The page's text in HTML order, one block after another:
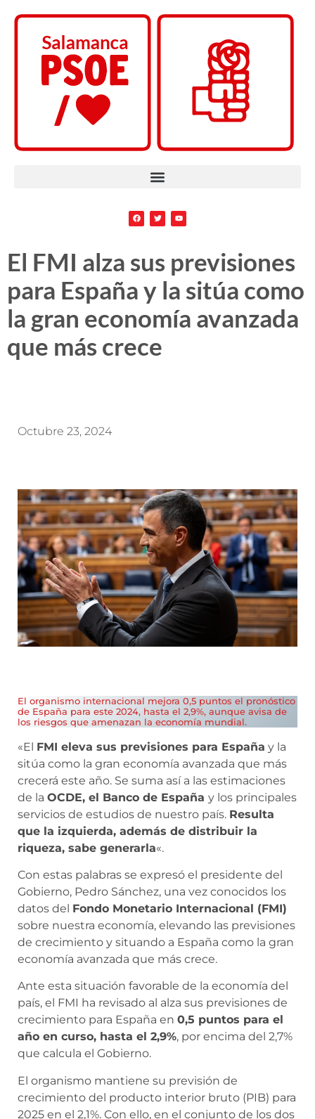
El FMI alza sus previsiones
para España y la sitúa como
la gran economía avanzada
que más crece
Octubre 23, 2024
El organismo internacional mejora 0,5 puntos el pronóstico
de España para este 2024, hasta el 2,9%, aunque avisa de
los riesgos que amenazan la economía mundial.
«El FMI eleva sus previsiones para España y la
sitúa como la gran economía avanzada que más
crecerá este año. Se suma así a las estimaciones
de la OCDE, el Banco de España y los principales
servicios de estudios de nuestro país. Resulta
que la izquierda, además de distribuir la
riqueza, sabe generarla«.
Con estas palabras se expresó el presidente del
Gobierno, Pedro Sánchez, una vez conocidos los
datos del Fondo Monetario Internacional (FMI)
sobre nuestra economía, elevando las previsiones
de crecimiento y situando a España como la gran
economía avanzada que más crece.
Ante esta situación favorable de la economía del
país, el FMI ha revisado al alza sus previsiones de
crecimiento para España en 0,5 puntos para el
año en curso, hasta el 2,9%, por encima del 2,7%
que calcula el Gobierno.
El organismo mantiene su previsión de
crecimiento del producto interior bruto (PIB) para
2025 en el 2,1%. Con ello, en el conjunto de los dos